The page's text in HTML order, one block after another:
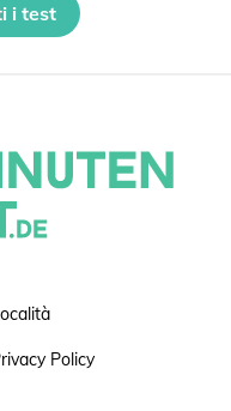
i test
Policy